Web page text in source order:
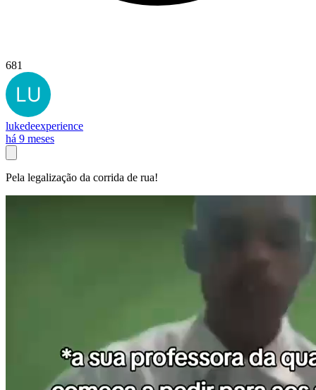
681
lukedeexperience
há 9 meses
Pela legalização da corrida de rua!